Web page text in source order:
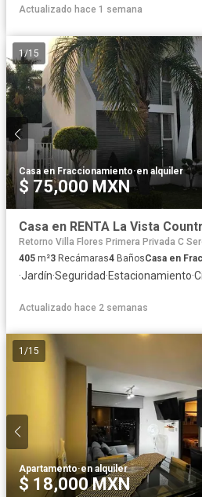
Actualizado hace 1 semana
1/15
Casa en Fraccionamiento·en alquiler
$ 75,000 MXN
Casa en RENTA La Vista
Retorno Villa Flores Primera Privada C
405 m²3 Recámaras4 BañosCasa en
·Jardín·Seguridad·Estacionamiento·
Actualizado hace 2 semanas
1 /15
Apartamento·en alquiler
$ 18,000 MXN